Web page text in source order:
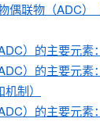
偶联物（ADC）
）的主要元素
）的主要元素
制）
）的主要元素